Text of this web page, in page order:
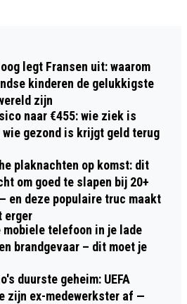
legt Fransen uit: waarom
kinderen de gelukkigste
zijn
naar €455: wie ziek is
wie gezond is krijgt geld terug
plaknachten op komst: dit
om goed te slapen bij 20+
en deze populaire truc maakt
erger
mobiele telefoon in je lade
brandgevaar – dit moet je
duurste geheim: UEFA
zijn ex-medewerkster af —